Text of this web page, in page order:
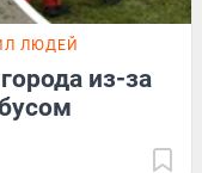
ЛЮДЕЙ
из-за